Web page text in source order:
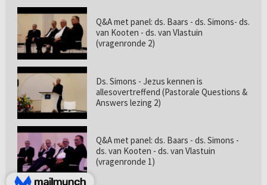
Q&A met panel: ds. Baars - ds. Simons- ds.
van Kooten - ds. van Vlastuin
(vragenronde 2)
Ds. Simons - Jezus kennen is
allesovertreffend (Pastorale Questions &
Answers lezing 2)
Q&A met panel: ds. Baars - ds. Simons -
ds. van Kooten - ds. van Vlastuin
(vragenronde 1)